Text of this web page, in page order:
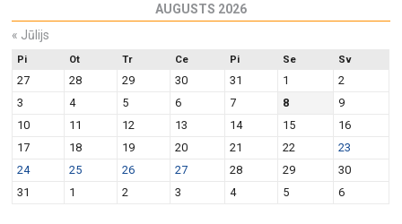
AUGUSTS 2026
« Jūlijs
Pi Ot Tr Ce Pi Se Sv
27 28 29 30 31 1
2
3
4 5 6 7 8
9
10
11 12 13 14 15
16
17
18 19 20 21 22
23
24
25 26 27 28 29
30
31
1 2 3 4 5 6